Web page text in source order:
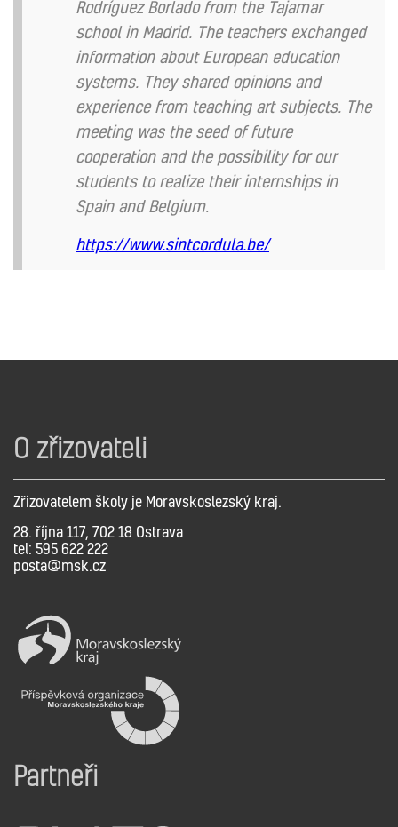
Rodríguez Borlado from the Tajamar
school in Madrid. The teachers exchanged
information about European education
systems. They shared opinions and
experience from teaching art subjects. The
meeting was the seed of future
cooperation and the possibility for our
students to realize their internships in
Spain and Belgium.
https://www.sintcordula.be/
O zřizovateli
Zřizovatelem školy je Moravskoslezský kraj.
28. října 117, 702 18 Ostrava
tel: 595 622 222
posta@msk.cz
Partneři